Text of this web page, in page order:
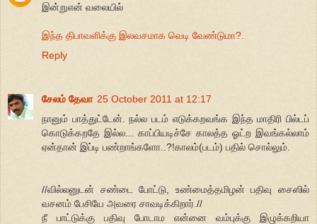
இன்றுஎன் வலையில்
இந்த திபாவளிக்கு இலவசமாக வெடி வேண்டுமா?.
Reply
சேலம் தேவா 25 October 2011 at 12:17
நானும் பாத்துட்டேன். நல்ல படம் எடுக்கறவங்க இந்த மாதிரி பில்டப்
கொடுக்கறதே இல்ல... காப்பியடிச்சே காலத்த ஓட்ற இவங்கல்லாம்
ஏன்தான் இப்டி பண்றாங்களோ..?!காலம்(படம்) பதில் சொல்லும்.
//வில்லனுடன் சண்டை போட்டு, உண்மைத்தமிழன் பதிவு சைஸில்
வசனம் பேசியே அவரை சாவடிக்கிறார்.//
நீ பாட்டுக்கு பதிவு போடாம என்னை வம்புக்கு இழுக்கறியா